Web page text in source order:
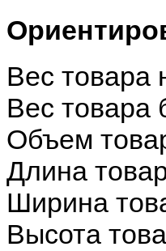
Вес товара
Вес товара
Объем
Длина
Ширина
Высота